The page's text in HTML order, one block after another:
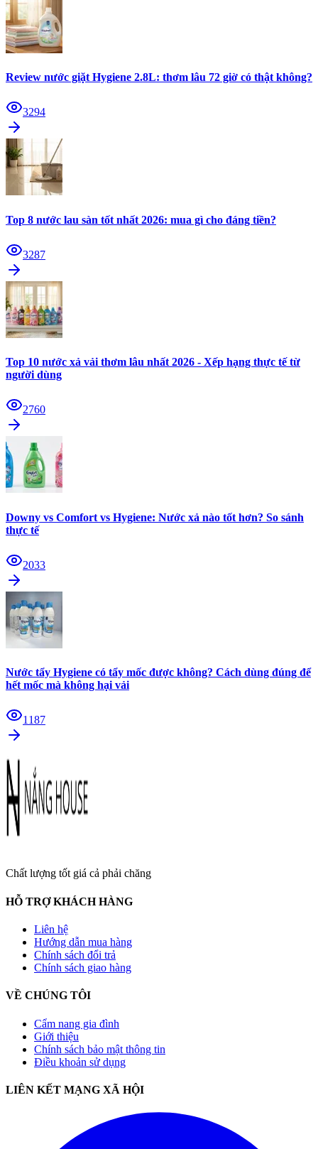
Review nước giặt Hygiene 2.8L: thơm lâu 72 giờ có thật không?
3294
Top 8 nước lau sàn tốt nhất 2026: mua gì cho đáng tiền?
3287
Top 10 nước xả vải thơm lâu nhất 2026 - Xếp hạng thực tế từ
người dùng
2760
Downy vs Comfort vs Hygiene: Nước xả nào tốt hơn? So sánh
thực tế
2033
Nước tẩy Hygiene có tẩy mốc được không? Cách dùng đúng để
hết mốc mà không hại vải
1187
Chất lượng tốt giá cả phải chăng
HỖ TRỢ KHÁCH HÀNG
Liên hệ
Hướng dẫn mua hàng
Chính sách đổi trả
Chính sách giao hàng
VỀ CHÚNG TÔI
Cẩm nang gia đình
Giới thiệu
Chính sách bảo mật thông tin
Điều khoản sử dụng
LIÊN KẾT MẠNG XÃ HỘI